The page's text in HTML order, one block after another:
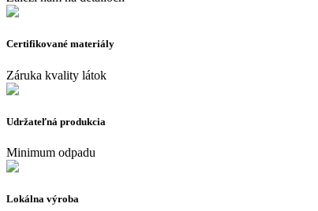
Certifikované materiály
Záruka kvality látok
Udržateľná produkcia
Minimum odpadu
Lokálna výroba